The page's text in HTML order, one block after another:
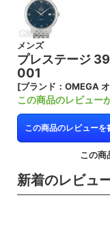
メンズ
プレステージ
001
[ブランド：OMEGA
この商品のレビュー
この商品のレビューを
この商
新着のレビュ